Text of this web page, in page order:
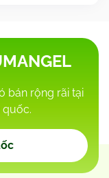
bán rộng rãi tại
quốc.